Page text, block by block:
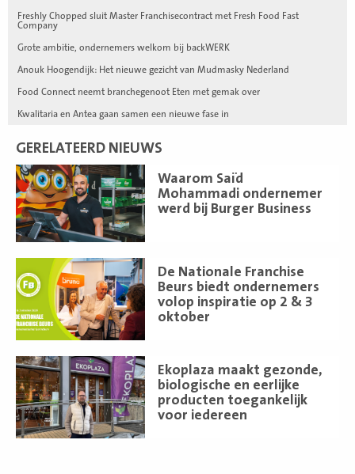
Freshly Chopped sluit Master Franchisecontract met Fresh Food Fast
Company
Grote ambitie, ondernemers welkom bij backWERK
Anouk Hoogendijk: Het nieuwe gezicht van Mudmasky Nederland
Food Connect neemt branchegenoot Eten met gemak over
Kwalitaria en Antea gaan samen een nieuwe fase in
GERELATEERD NIEUWS
Waarom Saïd
Mohammadi ondernemer
werd bij Burger Business
Lees
meer
De Nationale Franchise
Beurs biedt ondernemers
volop inspiratie op 2 & 3
oktober
meer
Ekoplaza maakt gezonde,
biologische en eerlijke
producten toegankelijk
voor iedereen
Lees
meer